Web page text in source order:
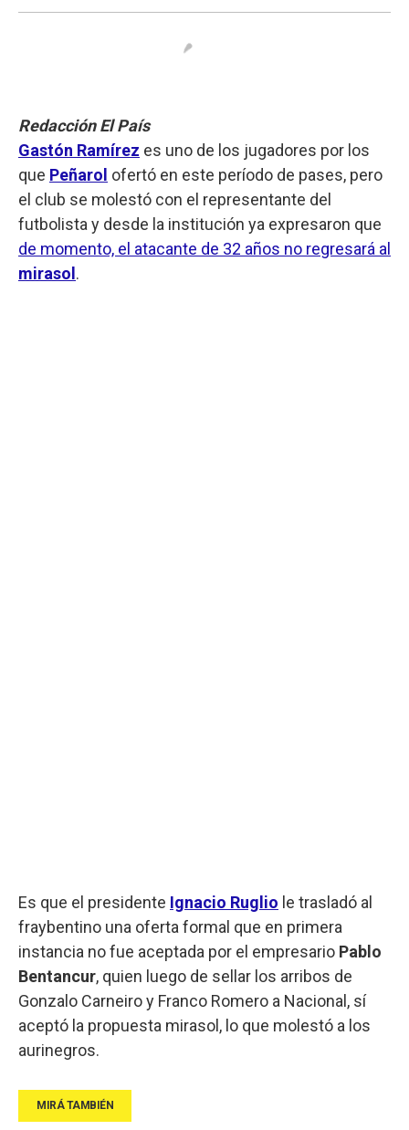
Redacción El País
Gastón Ramírez es uno de los jugadores por los
que Peñarol ofertó en este período de pases, pero
el club se molestó con el representante del
futbolista y desde la institución ya expresaron que
de momento, el atacante de 32 años no regresará al
mirasol .
Es que el presidente Ignacio Ruglio le trasladó al
fraybentino una oferta formal que en primera
instancia no fue aceptada por el empresario Pablo
Bentancur, quien luego de sellar los arribos de
Gonzalo Carneiro y Franco Romero a Nacional, sí
aceptó la propuesta mirasol, lo que molestó a los
aurinegros.